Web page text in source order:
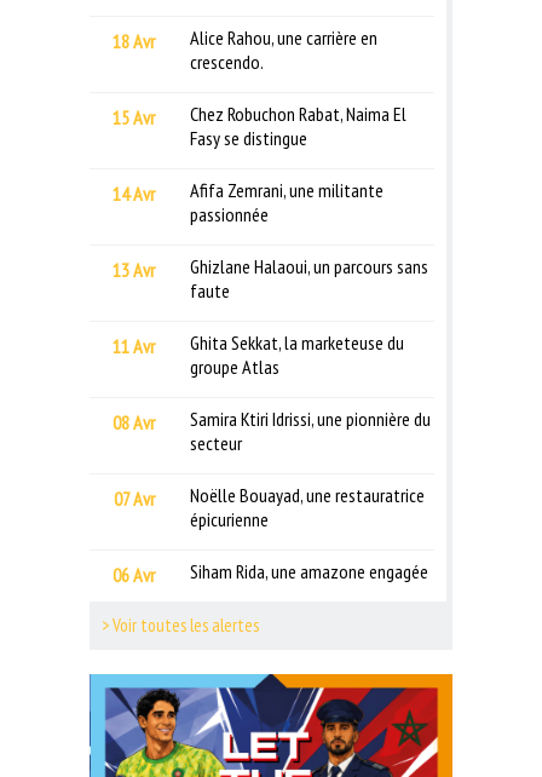
18 Avr
Alice Rahou, une carrière en
crescendo.
15 Avr
Chez Robuchon Rabat, Naima El
Fasy se distingue
14 Avr
Afifa Zemrani, une militante
passionnée
13 Avr
Ghizlane Halaoui, un parcours sans
faute
11 Avr
Ghita Sekkat, la marketeuse du
groupe Atlas
08 Avr
Samira Ktiri Idrissi, une pionnière du
secteur
07 Avr
Noëlle Bouayad, une restauratrice
épicurienne
06 Avr Siham Rida, une amazone engagée
> Voir toutes les alertes